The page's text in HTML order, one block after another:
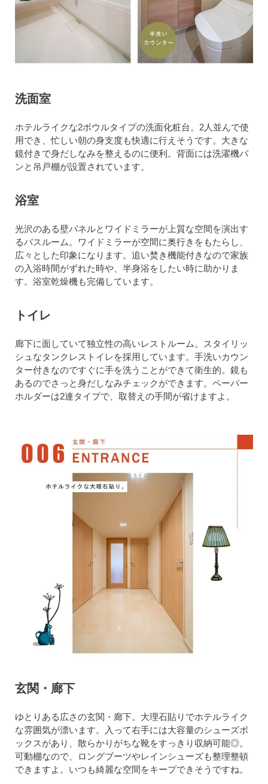
洗面室
ホテルライクな2ボウルタイプの洗面化粧台。2人並んで使
用でき、忙しい朝の身支度も快適に行えそうです。大きな
鏡付きで身だしなみを整えるのに便利。背面には洗濯機パ
ンと吊戸棚が設置されています。
浴室
光沢のある壁パネルとワイドミラーが上質な空間を演出す
るバスルーム。ワイドミラーが空間に奥行きをもたらし、
広々とした印象になります。追い焚き機能付きなので家族
の入浴時間がずれた時や、半身浴をしたい時に助かりま
す。浴室乾燥機も完備しています。
トイレ
廊下に面していて独立性の高いレストルーム。スタイリッ
シュなタンクレストイレを採用しています。手洗いカウン
ター付きなのですぐに手を洗うことができて衛生的。鏡も
あるのでさっと身だしなみチェックができます。ペーパー
ホルダーは2連タイプで、取替えの手間が省けますよ。
玄関・廊下
ゆとりある広さの玄関・廊下。大理石貼りでホテルライク
な雰囲気が漂います。入って右手には大容量のシューズボ
ックスがあり、散らかりがちな靴をすっきり収納可能◎。
可動棚なので、ロングブーツやレインシューズも整理整頓
できますよ。いつも綺麗な空間をキープできそうですね。